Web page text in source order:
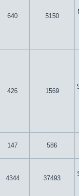
640 5150
426 1569
147 586
4344 37493